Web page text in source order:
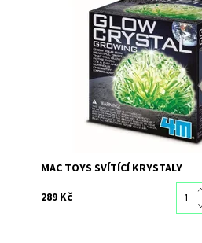
Pěstujte své vlastní krásné
Dostupnost:
Skladem>3
5559
MAC TOYS
MAC TOYS SVÍTÍCÍ KRYSTALY
289 Kč